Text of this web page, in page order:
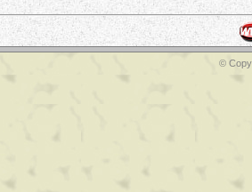
©